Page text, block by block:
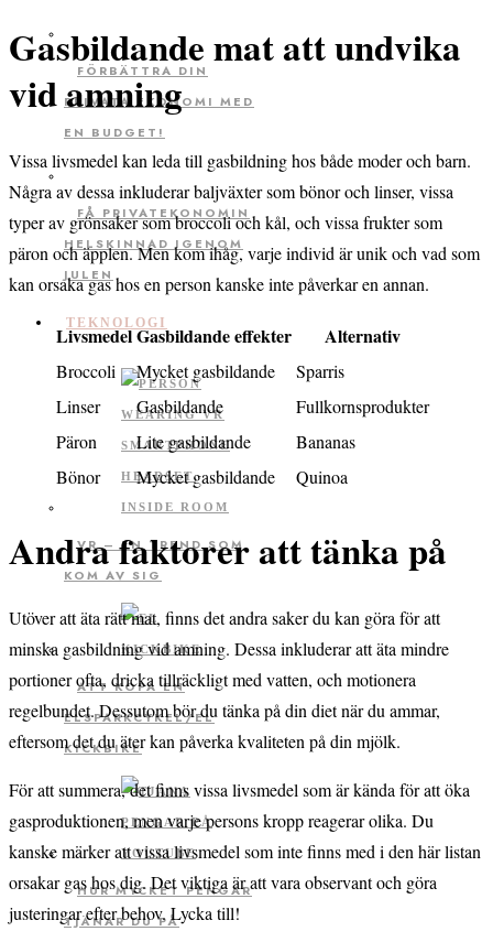
FÖRBÄTTRA DIN
PRIVATA EKONOMI MED
EN BUDGET!
FÅ PRIVATEKONOMIN
HELSKINNAD IGENOM
JULEN
TEKNOLOGI
VR – EN TREND SOM
KOM AV SIG
ATT KÖPA EN
ELSPARKCYKEL/EL
KICKBIKE
HUR MYCKET PENGAR
TJÄNAR DU PÅ
Gasbildande mat att undvika
vid amning
Vissa livsmedel kan leda till gasbildning hos både moder och barn.
Några av dessa inkluderar baljväxter som bönor och linser, vissa
typer av grönsaker som broccoli och kål, och vissa frukter som
päron och äpplen. Men kom ihåg, varje individ är unik och vad som
kan orsaka gas hos en person kanske inte påverkar en annan.
LivsmedelGasbildande effekter Alternativ
Broccoli Mycket gasbildande
Sparris
Linser
Gasbildande
Fullkornsprodukter
Päron
Lite gasbildande
Bananas
Bönor
Mycket gasbildande Quinoa
Andra faktorer att tänka på
Utöver att äta rätt mat, finns det andra saker du kan göra för att
minska gasbildning vid amning. Dessa inkluderar att äta mindre
portioner ofta, dricka tillräckligt med vatten, och motionera
regelbundet. Dessutom bör du tänka på din diet när du ammar,
eftersom det du äter kan påverka kvaliteten på din mjölk.
För att summera, det finns vissa livsmedel som är kända för att öka
gasproduktionen, men varje persons kropp reagerar olika. Du
kanske märker att vissa livsmedel som inte finns med i den här listan
orsakar gas hos dig. Det viktiga är att vara observant och göra
justeringar efter behov. Lycka till!